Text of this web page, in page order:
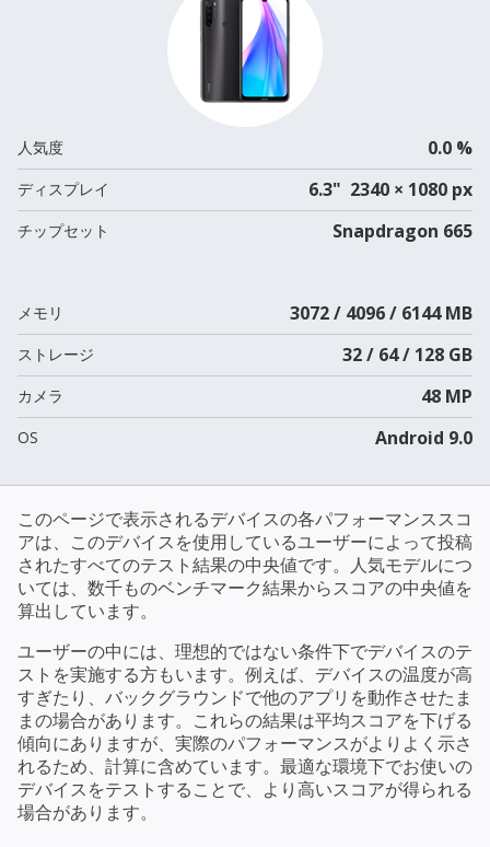
人気度 0.0 %
ディスプレイ 6.3" 2340 × 1080 px
チップセット Snapdragon 665
メモリ 3072 / 4096 / 6144 MB
ストレージ 32 / 64 / 128 GB
カメラ 48 MP
OS Android 9.0
このページで表示されるデバイスの各パフォーマンススコ
アは、このデバイスを使用しているユーザーによって投稿
されたすべてのテスト結果の中央値です。人気モデルにつ
いては、数千ものベンチマーク結果からスコアの中央値を
算出しています。
ユーザーの中には、理想的ではない条件下でデバイスのテ
ストを実施する方もいます。例えば、デバイスの温度が高
すぎたり、バックグラウンドで他のアプリを動作させたま
まの場合があります。これらの結果は平均スコアを下げる
傾向にありますが、実際のパフォーマンスがよりよく示さ
れるため、計算に含めています。最適な環境下でお使いの
デバイスをテストすることで、より高いスコアが得られる
場合があります。